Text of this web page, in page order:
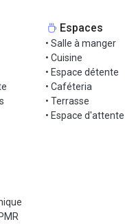
: tables, chaises,
et écrans.
espaces communs du site,
phonebox ainsi que
les espaces de
avec canapés et alcôves.
7j/7, assurant une
de la Part-Dieu, que cela
les restaurants et
Espaces
• Salle à manger
• Cuisine
• Espace détente
• Caféteria
• Terrasse
• Espace d'attente